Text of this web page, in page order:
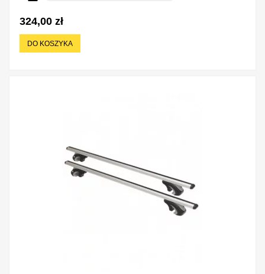
324,00 zł
DO KOSZYKA